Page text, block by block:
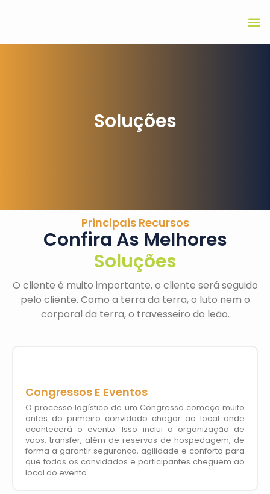
Soluções
Principais Recursos
Confira As Melhores
Soluções
O cliente é muito importante, o cliente será seguido
pelo cliente. Como a terra da terra, o luto nem o
corporal da terra, o travesseiro do leão.
Congressos E Eventos
O processo logístico de um Congresso começa muito
antes do primeiro convidado chegar ao local onde
acontecerá o evento. Isso inclui a organização de
voos, transfer, além de reservas de hospedagem, de
forma a garantir segurança, agilidade e conforto para
que todos os convidados e participantes cheguem ao
local do evento.